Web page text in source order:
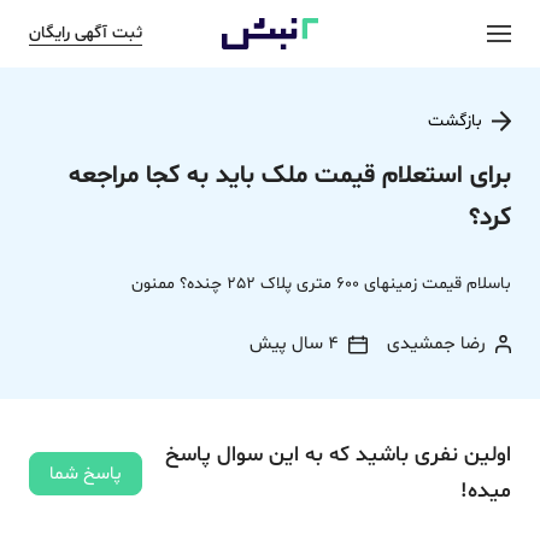
ثبت آگهی رایگان
بازگشت
برای استعلام قیمت ملک باید به کجا مراجعه
کرد؟
باسلام قیمت زمینهای 600 متری پلاک 252 چنده؟ ممنون
رضا جمشیدی 4 سال پیش
اولین نفری باشید که به این سوال پاسخ
میده!
پاسخ شما